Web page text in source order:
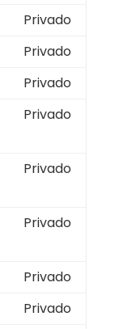
Privado
Privado
Privado
Privado
Privado
Privado
Privado
Privado